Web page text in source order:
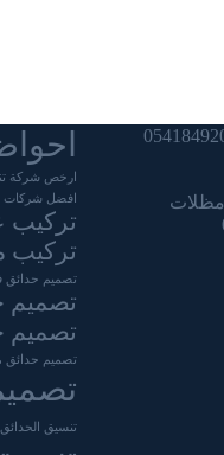
ارخص شركة
افضل شركات
تركيب
تصميم حدائق
تصميم
تصميم
تصميم حدائق
تنسيق